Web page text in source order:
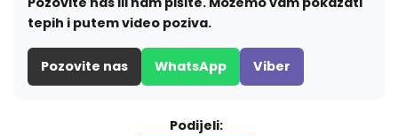
tepih i putem video poziva.
Pozovite nas WhatsApp Viber
Podijeli: